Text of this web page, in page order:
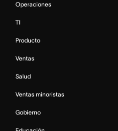
Operaciones
TI
Producto
Ventas
Salud
Ventas minoristas
Gobierno